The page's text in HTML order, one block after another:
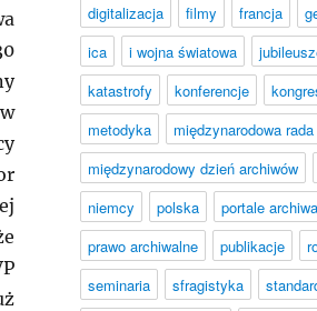
digitalizacja
filmy francja
ica
i wojna światowa
katastrofy
konferencje
metodyka
międzynarodowa
międzynarodowy dzień archiwów
niemcy
polska portale
prawo archiwalne
publikacje
seminaria
sfragistyka